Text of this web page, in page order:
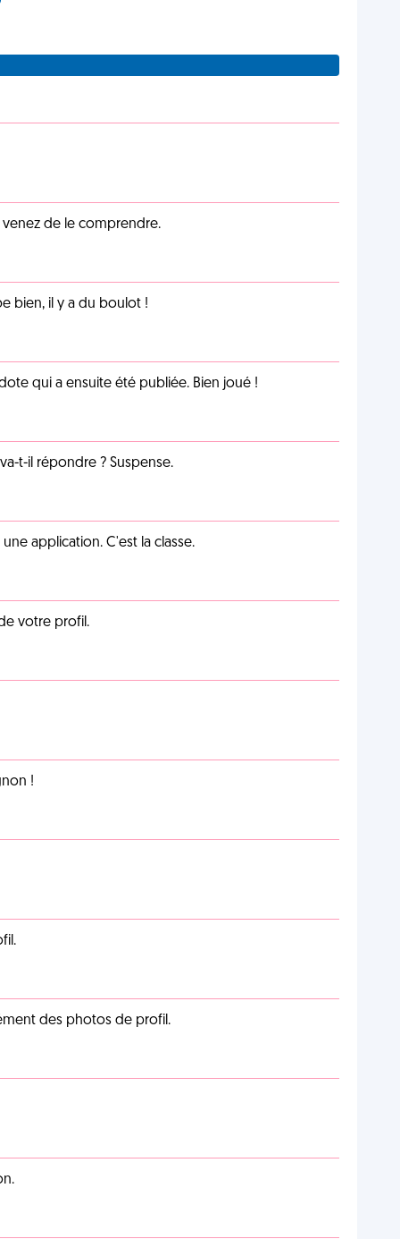
de le comprendre.
bien, il y a du boulot !
qui a ensuite été publiée. Bien joué !
t-il répondre ? Suspense.
application. C'est la classe.
votre profil.
!
des photos de profil.